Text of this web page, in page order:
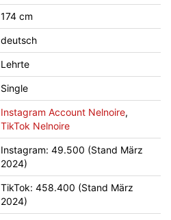
174 cm
deutsch
Lehrte
Single
Instagram Account Nelnoire,
TikTok Nelnoire
Instagram: 49.500 (Stand März
2024)
TikTok: 458.400 (Stand März
2024)